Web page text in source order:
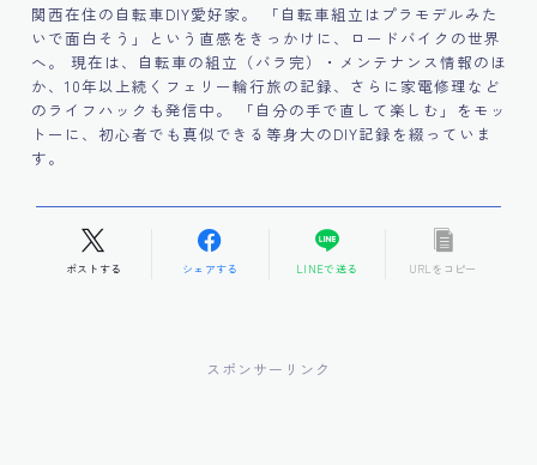
関西在住の自転車DIY愛好家。 「自転車組立はプラモデルみた
いで面白そう」という直感をきっかけに、ロードバイクの世界
へ。 現在は、自転車の組立（バラ完）・メンテナンス情報のほ
か、10年以上続くフェリー輪行旅の記録、さらに家電修理など
のライフハックも発信中。 「自分の手で直して楽しむ」をモッ
トーに、初心者でも真似できる等身大のDIY記録を綴っていま
す。
ポストする シェアする LINEで送る URLをコピー
スポンサーリンク